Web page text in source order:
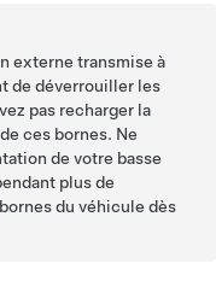
externe transmise à
de déverrouiller les
pas recharger la
ces bornes. Ne
de votre basse
plus de
du véhicule dès